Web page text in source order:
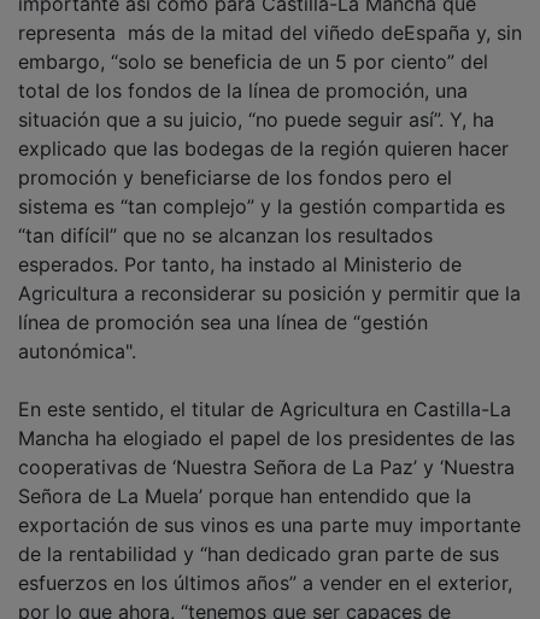
representa más de la mitad del viñedo deEspaña y, sin
embargo, “solo se beneficia de un 5 por ciento” del
total de los fondos de la línea de promoción, una
situación que a su juicio, “no puede seguir así”. Y, ha
explicado que las bodegas de la región quieren hacer
promoción y beneficiarse de los fondos pero el
sistema es “tan complejo” y la gestión compartida es
“tan difícil” que no se alcanzan los resultados
esperados. Por tanto, ha instado al Ministerio de
Agricultura a reconsiderar su posición y permitir que la
línea de promoción sea una línea de “gestión
autonómica".
Mancha ha elogiado el papel de los presidentes de las
cooperativas de ‘Nuestra Señora de La Paz’ y ‘Nuestra
Señora de La Muela’ porque han entendido que la
exportación de sus vinos es una parte muy importante
de la rentabilidad y “han dedicado gran parte de sus
esfuerzos en los últimos años” a vender en el exterior,
por lo que ahora, “tenemos que ser capaces de